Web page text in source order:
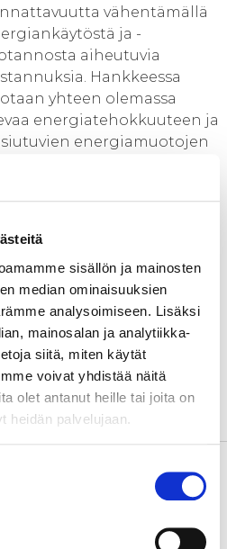
sisällön ja mainosten
median ominaisuuksien
analysoimiseen. Lisäksi
mainosalan ja analytiikka-
siitä, miten käytät
voivat yhdistää näitä
olet antanut heille tai joita on
heidän palvelujaan.
vähentämällä
ja -
aiheutuvia
Hankkeessa
yhteen olemassa
energiatehokkuuteen ja
energiamuotojen
ja mittauksia
ovat uudet ja
hyödynnetyt ratkaisut.
tavoitteena on myös
energiamuotojen
sekä Maatilojen
alueen
runsaasti energiaa,
tuotantorakennusten
taloudellista säästöä on